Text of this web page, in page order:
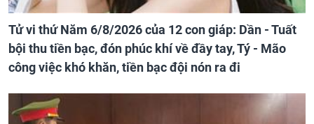
Tử vi thứ Năm 6/8/2026 của 12 con giáp: Dần - Tuất
bội thu tiền bạc, đón phúc khí về đầy tay, Tý - Mão
công việc khó khăn, tiền bạc đội nón ra đi